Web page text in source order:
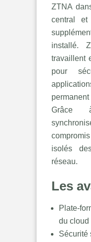
ZTNA
central et
installé.
travaillent
pour
Grâce
isolés
réseau.
Les
Plate-
du cloud
Sécurité